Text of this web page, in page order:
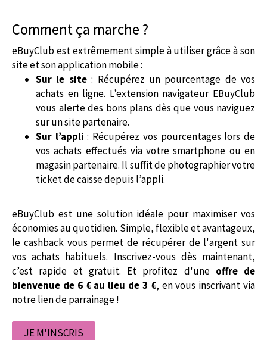
Comment ça marche ?
eBuyClub est extrêmement simple à utiliser grâce à son
site et son application mobile :
Sur le site: Récupérez un pourcentage de vos
achats en ligne. L’extension navigateur EBuyClub
vous alerte des bons plans dès que vous naviguez
sur un site partenaire.
Sur l’appli : Récupérez vos pourcentages lors de
vos achats effectués via votre smartphone ou en
magasin partenaire. Il suffit de photographier votre
ticket de caisse depuis l’appli.
eBuyClub est une solution idéale pour maximiser vos
économies au quotidien. Simple, flexible et avantageux,
le cashback vous permet de récupérer de l'argent sur
vos achats habituels. Inscrivez-vous dès maintenant,
c’est rapide et gratuit. Et profitez d'une offre de
bienvenue de 6 €au lieu de 3 €, en vous inscrivant via
notre lien de parrainage !
JE M'INSCRIS